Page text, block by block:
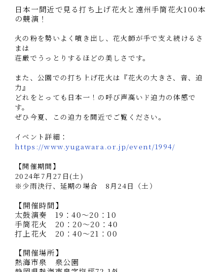
日本一間近で見る打ち上げ花火と遠州手筒花火100本
の競演！
火の粉を勢いよく噴き出し、花火師が手で支え続けるさ
まは
荘厳でうっとりするほどの美しさです。
また、公園での打ち上げ花火は『花火の大きさ、音、迫
力』
どれをとっても日本一！の呼び声高いド迫力の体感で
す。
ぜひ今夏、この迫力を間近でご覧ください。
イベント詳細：
https://www.yugawara.or.jp/event/1994/
【開催期間】
2024年7月27日(土)
※少雨決行、延期の場合 8月24日（土）
【開催時間】
太鼓演奏 19：40～20：10
手筒花火 20：20～20：40
打上花火 20：40～21：00
【開催場所】
熱海市泉 泉公園